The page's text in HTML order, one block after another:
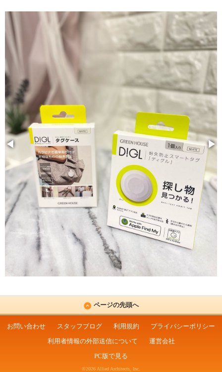
◀ ▶
ページの先頭へ
お問い合わせ スタッフブログ 利用規約
プライバシーポリシー
利用者情報の外部送信について
運営会社
PC版で見る
©2026 Allied Architects, Inc.